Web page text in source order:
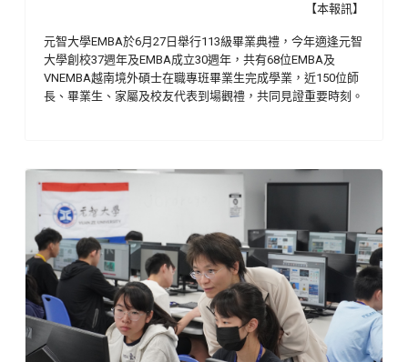
【本報訊】
元智大學EMBA於6月27日舉行113級畢業典禮，今年適逢元智
大學創校37週年及EMBA成立30週年，共有68位EMBA及
VNEMBA越南境外碩士在職專班畢業生完成學業，近150位師
長、畢業生、家屬及校友代表到場觀禮，共同見證重要時刻。